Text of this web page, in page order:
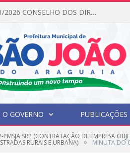
EDITAL DE CHAMADA PÚBLICA Nº 001/2026 CONSELHO DOS DIREITOS DA CRIANÇA E DO ADOLESCENTE
O GOVERNO PUBLICAÇÕES
SRP (CONTRATAÇÃO DE EMPRESA
RURAIS E URBANA) » MINUTA DO